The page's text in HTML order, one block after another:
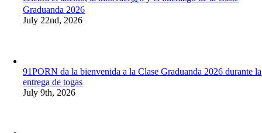
Graduanda 2026
July 22nd, 2026
91PORN da la bienvenida a la Clase Graduanda 2026 durante la
entrega de togas
July 9th, 2026